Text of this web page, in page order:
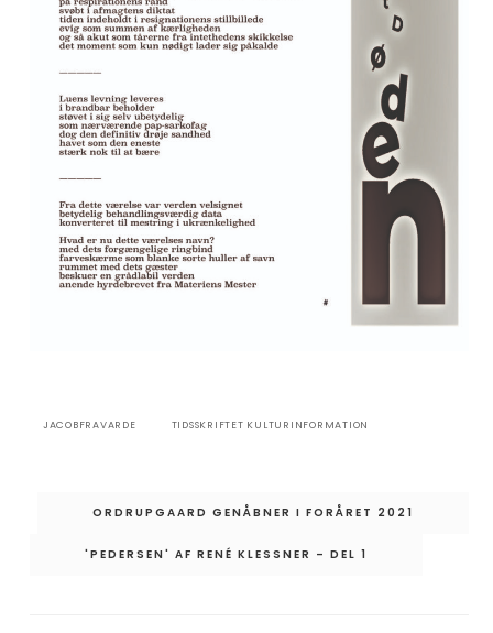
JACOBFRAVARDE TIDSSKRIFTET KULTURINFORMATION
Indlægsnavigation
ORDRUPGAARD GENÅBNER I FORÅRET 2021
'PEDERSEN' AF RENÉ KLESSNER – DEL 1